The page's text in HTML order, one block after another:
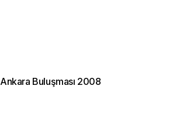
Ankara Buluşması 2008